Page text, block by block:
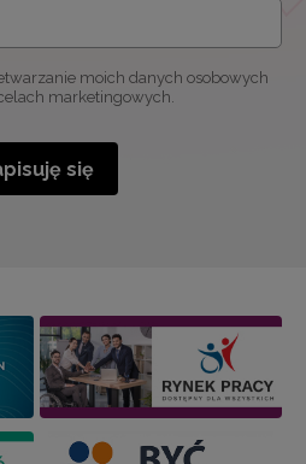
moich danych osobowych
marketingowych.
się